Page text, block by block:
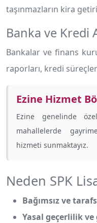
taşınmazların kira
Banka ve Kredi
Bankalar ve finans
raporları, kredi
Ezine Hizmet
Ezine genelinde
mahallelerde
hizmeti sunmaktayız.
Neden SPK
Bağımsız ve
Yasal geçerlilik